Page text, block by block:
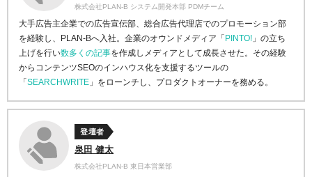
株式会社PLAN-B システム開発本部 PDMチーム
大手広告主企業での広告宣伝部、総合広告代理店でのプロモーション部
を経験し、PLAN-Bへ入社。企業のオウンドメディア「 PINTO! 」の立ち
上げを行い数多くの記事を作成しメディアとして成長させた。その経験
からコンテンツSEOのインハウス化を支援するツールの
「 SEARCHWRITE 」をローンチし、プロダクトオーナーを務める。
登壇者
泉田 健太
株式会社PLAN-B 東日本営業部